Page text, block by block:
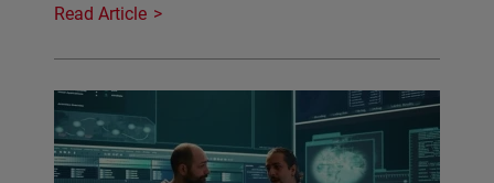
Read Article